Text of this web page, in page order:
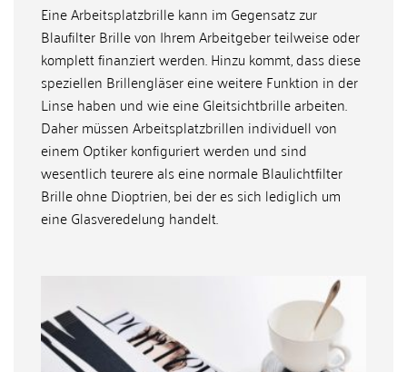
Eine Arbeitsplatzbrille kann im Gegensatz zur
Blaufilter Brille von Ihrem Arbeitgeber teilweise oder
komplett finanziert werden. Hinzu kommt, dass diese
speziellen Brillengläser eine weitere Funktion in der
Linse haben und wie eine Gleitsichtbrille arbeiten.
Daher müssen Arbeitsplatzbrillen individuell von
einem Optiker konfiguriert werden und sind
wesentlich teurere als eine normale Blaulichtfilter
Brille ohne Dioptrien, bei der es sich lediglich um
eine Glasveredelung handelt.